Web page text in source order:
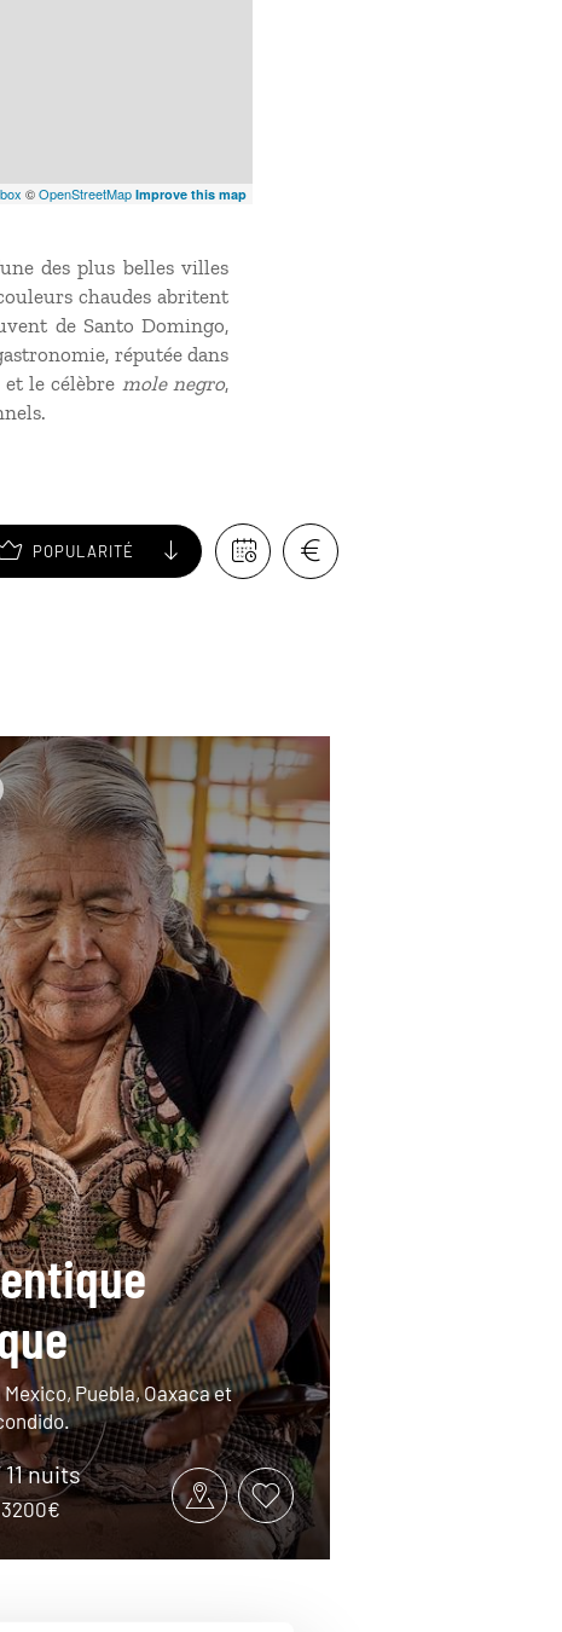
©OpenStreetMap Improve this map
des plus belles villes
chaudes abritent
de Santo Domingo,
réputée dans
le célèbre mole negro,
POPULARITÉ
Puebla, Oaxaca et
nuits